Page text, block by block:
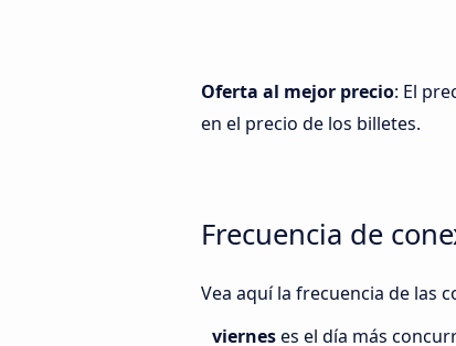
Oferta al mejor precio: El
en el precio de los billetes.
Frecuencia de
Vea aquí la frecuencia de las
vierneses el día más